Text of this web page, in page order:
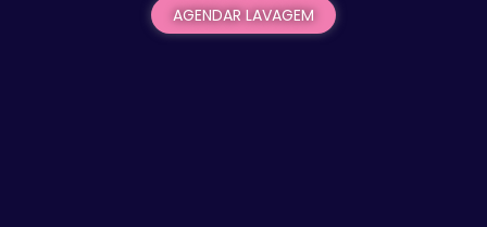
AGENDAR LAVAGEM